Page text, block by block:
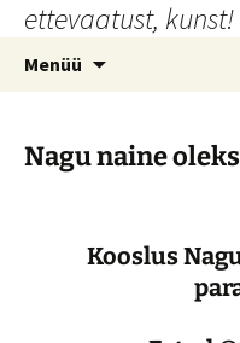
Liigu
sisu
juurde
ettevaatust, kunst!
Menüü
Nagu naine
Kooslus